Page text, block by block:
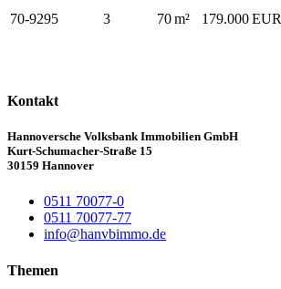
70-9295
3 70 m² 179.000 EUR
Kontakt
Hannoversche Volksbank Immobilien GmbH
Kurt-Schumacher-Straße 15
30159 Hannover
0511 70077-0
0511 70077-77
info@hanvbimmo.de
Themen